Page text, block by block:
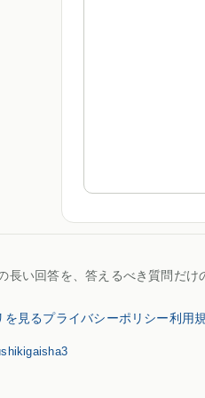
長い回答を、答えるべき質問だけ
を見るプライバシーポリシー利用